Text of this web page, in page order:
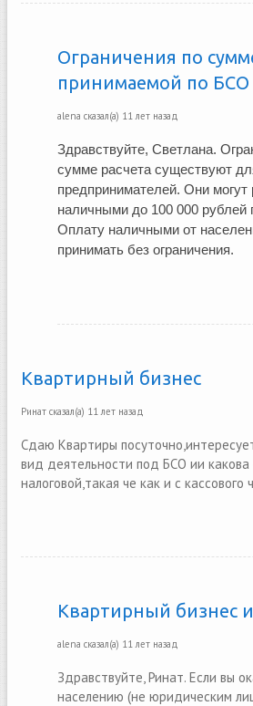
Ограничения по
принимаемой по БСО
alena сказал(а) 11 лет назад
Здравствуйте, Светлана.
сумме расчета существуют
предпринимателей. Они могут
наличными до 100 000 рублей
Оплату наличными от
принимать без ограничения.
Квартирный бизнес
Ринат сказал(а) 11 лет назад
Сдаю Квартиры
вид деятельности под БСО ии какова
налоговой,такая че как и с кассового
Квартирный бизнес
alena сказал(а) 11 лет назад
Здравствуйте, Ринат. Если вы
населению (не юридическим